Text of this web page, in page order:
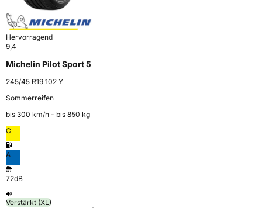
Hervorragend
9,4
Michelin Pilot Sport 5
245/45 R19 102 Y
Sommerreifen
bis 300 km⁠/⁠h - bis 850 kg
C
A
72dB
Verstärkt (XL)